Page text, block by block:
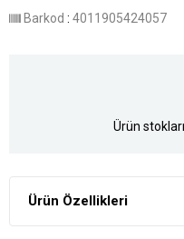
Barkod : 4011905424057
Ürün
Ürün Özellikleri